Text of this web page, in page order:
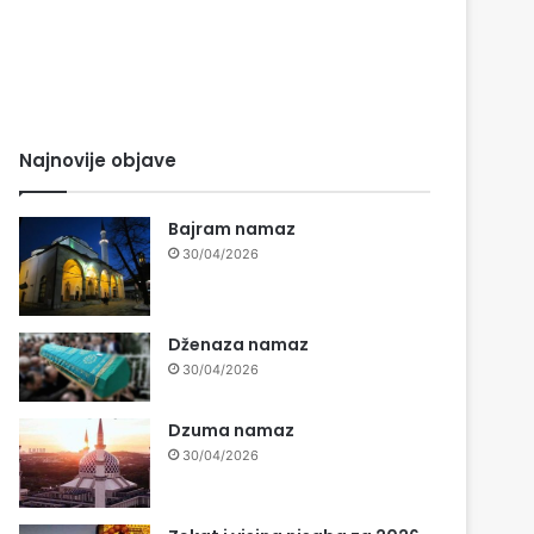
Najnovije objave
Bajram namaz
30/04/2026
Dženaza namaz
30/04/2026
Dzuma namaz
30/04/2026